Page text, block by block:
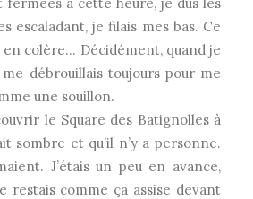
escaladant, je filais mes bas. Ce
en colère… Décidément, quand je
débrouillais toujours pour me
une souillon.
le Square des Batignolles à
sombre et qu’il n’y a personne.
J’étais un peu en avance,
restais comme ça assise devant